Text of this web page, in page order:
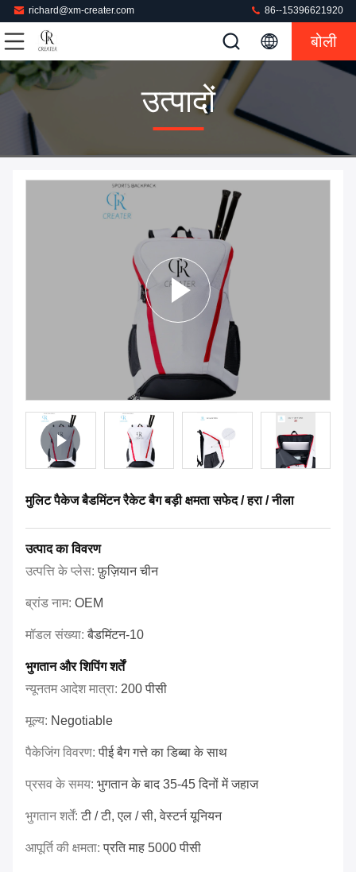
richard@xm-creater.com 86--15396621920
बोली
उत्पादों
मुलिट पैकेज बैडमिंटन रैकेट बैग बड़ी क्षमता सफेद / हरा / नीला
उत्पाद का विवरण
उत्पत्ति के प्लेस:फ़ुज़ियान चीन
ब्रांड नाम: OEM
मॉडल संख्या:बैडमिंटन-10
भुगतान और शिपिंग शर्तें
न्यूनतम आदेश मात्रा: 200 पीसी
मूल्य: Negotiable
पैकेजिंग विवरण:पीई बैग गत्ते का डिब्बा के साथ
प्रसव के समय: भुगतान के बाद 35-45 दिनों में जहाज
भुगतान शर्तें:टी / टी, एल / सी, वेस्टर्न यूनियन
आपूर्ति की क्षमता:प्रति माह 5000 पीसी